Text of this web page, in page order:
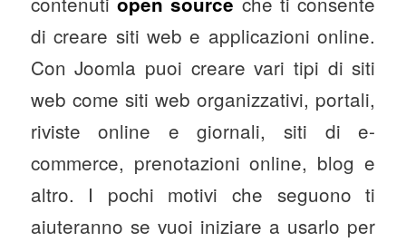
di creare siti web e applicazioni online.
Con Joomla puoi creare vari tipi di siti
web come siti web organizzativi, portali,
riviste online e giornali, siti di e-
commerce, prenotazioni online, blog e
altro. I pochi motivi che seguono ti
aiuteranno se vuoi iniziare a usarlo per